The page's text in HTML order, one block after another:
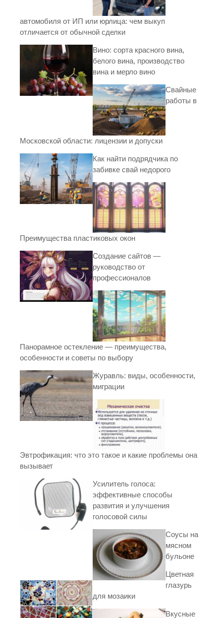
автомобиля от ИП или юрлица: чем выкуп
отличается от обычной сделки
Вино: сорта красного вина,
белого вина, производство
вина и мерло вино
Свайные
работы в
Московской области: лицензии и допуски
Как найти подрядчика по
забивке свай недорого
Преимущества пластиковых окон
Создание сайтов —
руководство от
профессионалов
Панорамное остекление — преимущества,
особенности и советы по выбору
Журавль: виды, особенности,
миграции
Эвтрофикация: что это такое и какие проблемы она
вызывает
Усилитель голоса:
эффективные способы
развития и улучшения
голосовой силы
Соусы на
мясном
бульоне
Цветная
глазурь
для мозаики
Вкусные